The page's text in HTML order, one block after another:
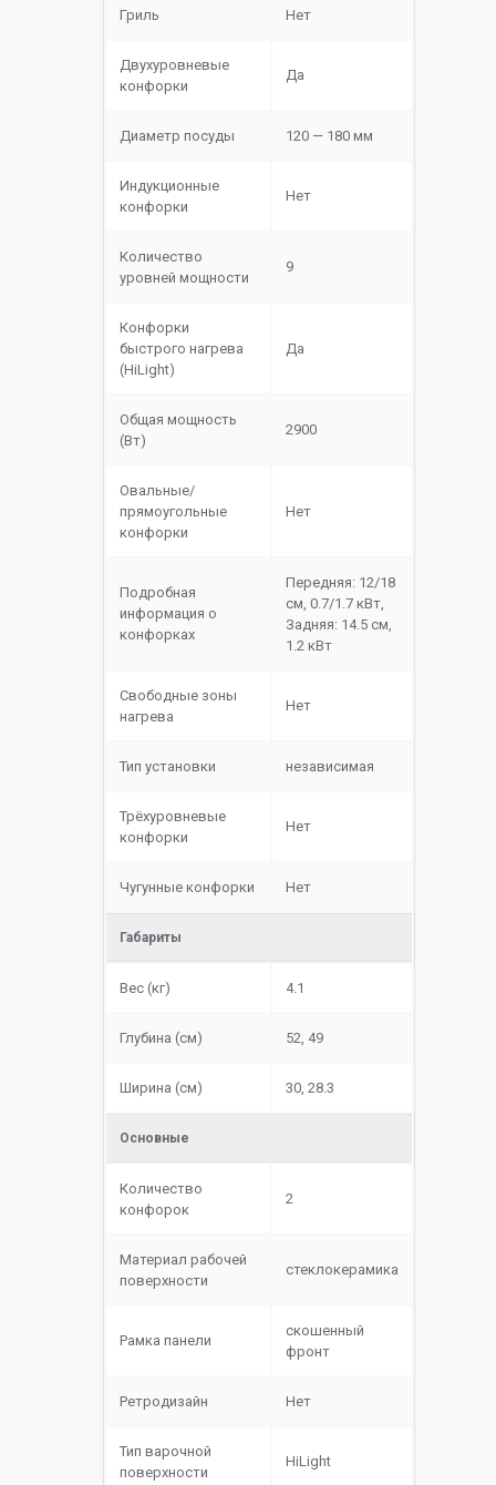
Гриль Нет
Двухуровневые
конфорки
Да
Диаметр посуды 120 — 180 мм
Индукционные
конфорки
Нет
Количество
уровней мощности
9
Конфорки
быстрого нагрева
(HiLight)
Да
Общая мощность
(Вт)
2900
Овальные/
прямоугольные
конфорки
Нет
Подробная
информация о
конфорках
Передняя: 12/18
см, 0.7/1.7 кВт,
Задняя: 14.5 см,
1.2 кВт
Свободные зоны
нагрева
Нет
Тип установки независимая
Трёхуровневые
конфорки
Нет
Чугунные конфорки Нет
Габариты
Вес (кг) 4.1
Глубина (см) 52, 49
Ширина (см) 30, 28.3
Основные
Количество
конфорок
2
Материал рабочей
поверхности
cтеклокерамика
Рамка панели
скошенный
фронт
Ретродизайн Нет
Тип варочной
поверхности
HiLight